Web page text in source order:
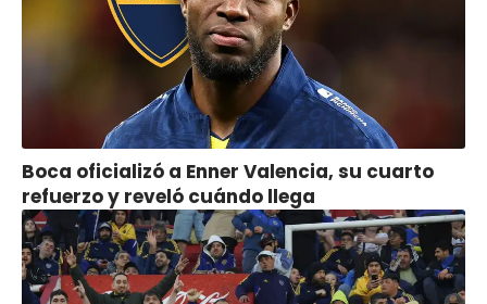
Boca oficializó a Enner Valencia, su cuarto
refuerzo y reveló cuándo llega